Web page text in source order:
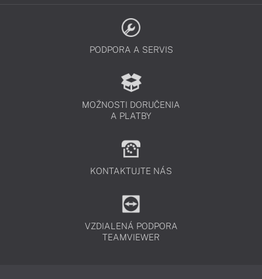
PODPORA A SERVIS
MOŽNOSTI DORUČENIA
A PLATBY
KONTAKTUJTE NÁS
VZDIALENÁ PODPORA
TEAMVIEWER